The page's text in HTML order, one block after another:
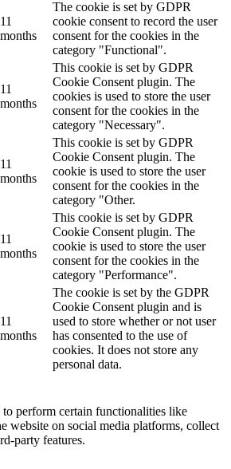
11
months
The cookie is set by GDPR
cookie consent to record the user
consent for the cookies in the
category "Functional".
11
months
This cookie is set by GDPR
Cookie Consent plugin. The
cookies is used to store the user
consent for the cookies in the
category "Necessary".
11
months
This cookie is set by GDPR
Cookie Consent plugin. The
cookie is used to store the user
consent for the cookies in the
category "Other.
11
months
This cookie is set by GDPR
Cookie Consent plugin. The
cookie is used to store the user
consent for the cookies in the
category "Performance".
11
months
The cookie is set by the GDPR
Cookie Consent plugin and is
used to store whether or not user
has consented to the use of
cookies. It does not store any
personal data.
perform certain functionalities like
website on social media platforms, collect
party features.